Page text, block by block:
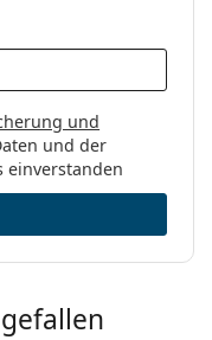
und
und der
einverstanden